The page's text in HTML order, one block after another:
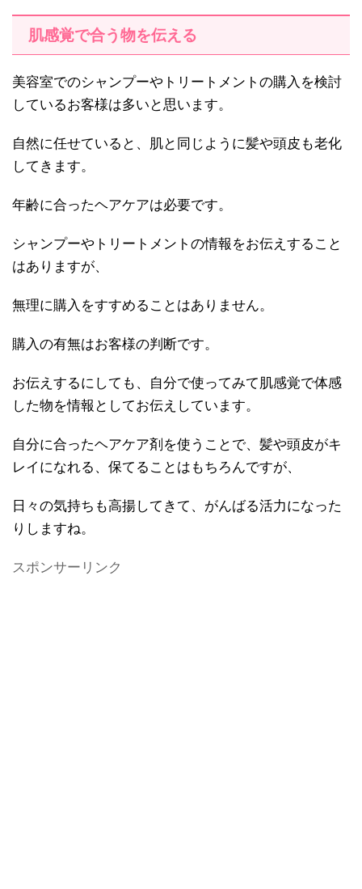
肌感覚で合う物を伝える
美容室でのシャンプーやトリートメントの購入を検討
しているお客様は多いと思います。
自然に任せていると、肌と同じように髪や頭皮も老化
してきます。
年齢に合ったヘアケアは必要です。
シャンプーやトリートメントの情報をお伝えすること
はありますが、
無理に購入をすすめることはありません。
購入の有無はお客様の判断です。
お伝えするにしても、自分で使ってみて肌感覚で体感
した物を情報としてお伝えしています。
自分に合ったヘアケア剤を使うことで、髪や頭皮がキ
レイになれる、保てることはもちろんですが、
日々の気持ちも高揚してきて、がんばる活力になった
りしますね。
スポンサーリンク